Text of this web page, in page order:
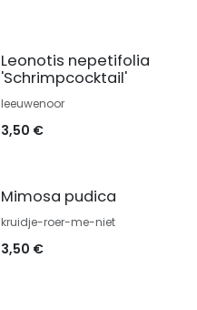
Leonotis nepetifolia
'Schrimpcocktail'
leeuwenoor
3,50 €
Mimosa pudica
kruidje-roer-me-niet
3,50 €